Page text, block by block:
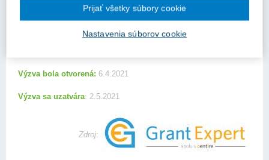
organizácie, Samospráva
Výzva bola otvorená: 6.4.2021
Výzva sa uzatvára: 2.5.2021
Zdroj:
Nastavenia súborov cookie
Prijať všetky súbory cookie